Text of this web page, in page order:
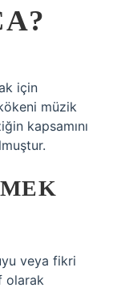
için
müzik
kapsamını
veya fikri
olarak